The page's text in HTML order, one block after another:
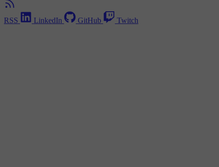
RSS LinkedIn GitHub Twitch